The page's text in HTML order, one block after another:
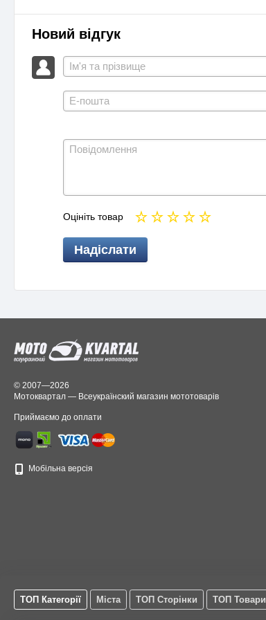
Новий відгук
Оцініть товар
Надіслати
© 2007—2026
Мотоквартал — Всеукраїнский магазин мототоварів
Приймаємо до оплати
Мобільна версія
ТОП Категорії Міста ТОП Сторінки ТОП Товари